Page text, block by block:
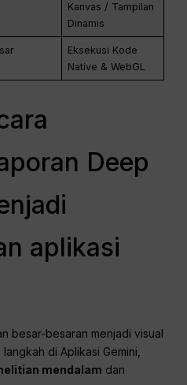
Kanvas / Tampilan
Dinamis
Eksekusi Kode
Native & WebGL
Deep
aplikasi
besar-besaran menjadi visual
di Aplikasi Gemini,
mendalam dan